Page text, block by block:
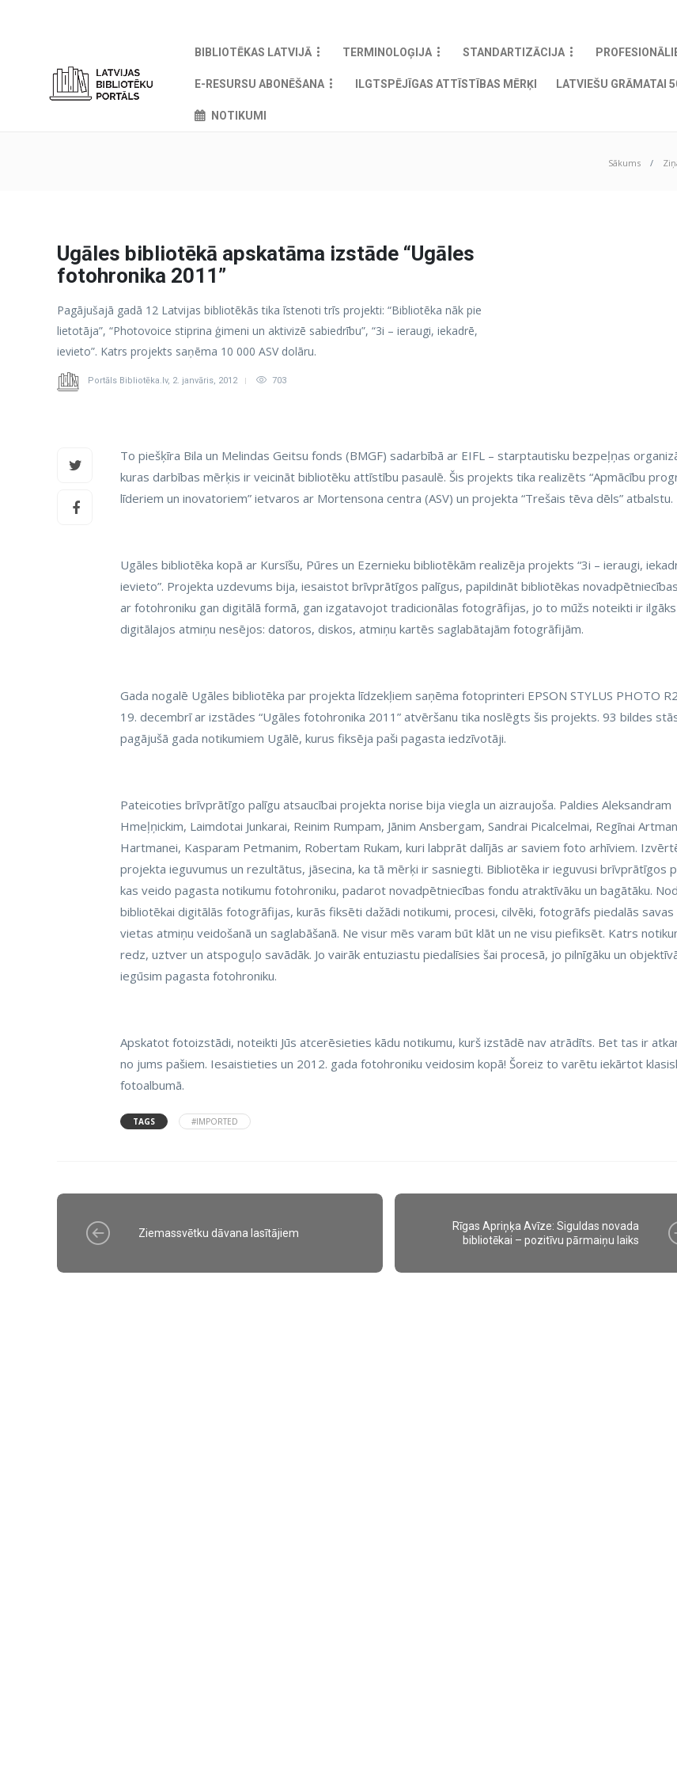
BIBLIOTĒKAS LATVIJĀ TERMINOLOĢIJA STANDARTIZĀCIJA
E-RESURSU ABONĒŠANA ILGTSPĒJĪGAS ATTĪSTĪBAS MĒRĶI LATVIEŠU GRĀMATAI
NOTIKUMI
Sākums
Ugāles bibliotēkā apskatāma izstāde “Ugāles
fotohronika 2011”
Pagājušajā gadā 12 Latvijas bibliotēkās tika īstenoti trīs projekti: “Bibliotēka nāk pie
lietotāja”, “Photovoice stiprina ģimeni un aktivizē sabiedrību”, “3i – ieraugi, iekadrē,
ievieto”. Katrs projekts saņēma 10 000 ASV dolāru.
Portāls Bibliotēka.lv, 2. janvāris, 2012 703
To piešķīra Bila un Melindas Geitsu fonds (BMGF) sadarbībā ar EIFL – starptautisku bezpeļņas
kuras darbības mērķis ir veicināt bibliotēku attīstību pasaulē. Šis projekts tika realizēts “Apmācību
līderiem un inovatoriem” ietvaros ar Mortensona centra (ASV) un projekta “Trešais tēva dēls” atbalstu.
Ugāles bibliotēka kopā ar Kursīšu, Pūres un Ezernieku bibliotēkām realizēja projekts “3i – ieraugi,
ievieto”. Projekta uzdevums bija, iesaistot brīvprātīgos palīgus, papildināt bibliotēkas
ar fotohroniku gan digitālā formā, gan izgatavojot tradicionālas fotogrāfijas, jo to mūžs noteikti ir
digitālajos atmiņu nesējos: datoros, diskos, atmiņu kartēs saglabātajām fotogrāfijām.
Gada nogalē Ugāles bibliotēka par projekta līdzekļiem saņēma fotoprinteri EPSON STYLUS PHOTO
19. decembrī ar izstādes “Ugāles fotohronika 2011” atvēršanu tika noslēgts šis projekts. 93 bildes
pagājušā gada notikumiem Ugālē, kurus fiksēja paši pagasta iedzīvotāji.
Pateicoties brīvprātīgo palīgu atsaucībai projekta norise bija viegla un aizraujoša. Paldies Aleksandram
Hmeļņickim, Laimdotai Junkarai, Reinim Rumpam, Jānim Ansbergam, Sandrai Picalcelmai, Regīnai
Hartmanei, Kasparam Petmanim, Robertam Rukam, kuri labprāt dalījās ar saviem foto arhīviem.
projekta ieguvumus un rezultātus, jāsecina, ka tā mērķi ir sasniegti. Bibliotēka ir ieguvusi brīvprātīgos
kas veido pagasta notikumu fotohroniku, padarot novadpētniecības fondu atraktīvāku un bagātāku.
bibliotēkai digitālās fotogrāfijas, kurās fiksēti dažādi notikumi, procesi, cilvēki, fotogrāfs piedalās
vietas atmiņu veidošanā un saglabāšanā. Ne visur mēs varam būt klāt un ne visu piefiksēt. Katrs
redz, uztver un atspoguļo savādāk. Jo vairāk entuziastu piedalīsies šai procesā, jo pilnīgāku un
iegūsim pagasta fotohroniku.
Apskatot fotoizstādi, noteikti Jūs atcerēsieties kādu notikumu, kurš izstādē nav atrādīts. Bet tas ir
no jums pašiem. Iesaistieties un 2012. gada fotohroniku veidosim kopā! Šoreiz to varētu iekārtot
fotoalbumā.
TAGS #IMPORTED
Ziemassvētku dāvana lasītājiem
Rīgas Apriņķa Avīze: Siguldas novada
bibliotēkai – pozitīvu pārmaiņu laiks